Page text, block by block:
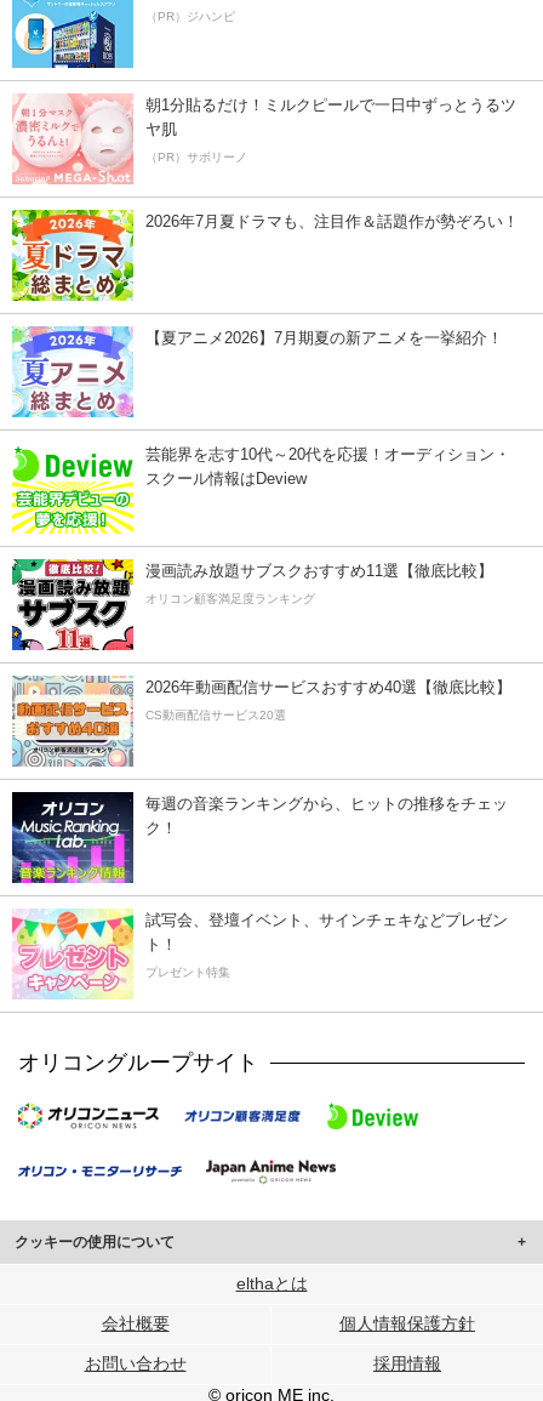
（PR）ジハンピ
朝1分貼るだけ！ミルクピールで一日中ずっとうるツ
ヤ肌
（PR）サボリーノ
2026年7月夏ドラマも、注目作＆話題作が勢ぞろい！
【夏アニメ2026】7月期夏の新アニメを一挙紹介！
芸能界を志す10代～20代を応援！オーディション・
スクール情報はDeview
漫画読み放題サブスクおすすめ11選【徹底比較】
オリコン顧客満足度ランキング
2026年動画配信サービスおすすめ40選【徹底比較】
CS動画配信サービス20選
毎週の音楽ランキングから、ヒットの推移をチェッ
ク！
試写会、登壇イベント、サインチェキなどプレゼン
ト！
プレゼント特集
オリコングループサイト
クッキーの使用について
このサイトでは Cookie を使用して、ユーザーに合わせたコンテンツや広告の
行っています。
メディアや広告配信、データ解析の各パートナーに提供しています。
各パートナーは、この情報とユーザーが各パートナーに提供した他の情報や、
elthaとは
会社概要 個人情報保護方針
お問い合わせ
採用情報
© oricon ME inc.